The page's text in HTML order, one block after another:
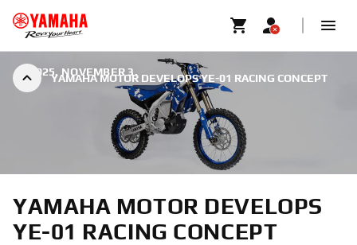
YAMAHA MOTOR DEVELOPS YE-01 RACING CONCEPT
2025. NOVEMBER 3.
YAMAHA MOTOR DEVELOPS
YE-01 RACING CONCEPT